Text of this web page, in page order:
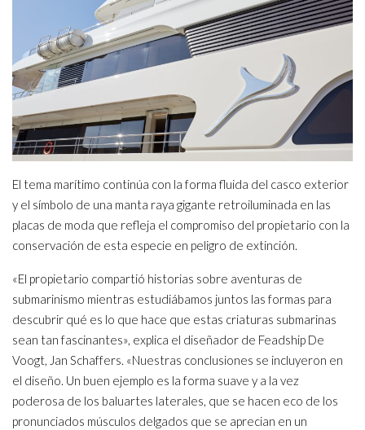
El tema marítimo continúa con la forma fluida del casco exterior
y el símbolo de una manta raya gigante retroiluminada en las
placas de moda que refleja el compromiso del propietario con la
conservación de esta especie en peligro de extinción.
«El propietario compartió historias sobre aventuras de
submarinismo mientras estudiábamos juntos las formas para
descubrir qué es lo que hace que estas criaturas submarinas
sean tan fascinantes», explica el diseñador de Feadship De
Voogt, Jan Schaffers. «Nuestras conclusiones se incluyeron en
el diseño. Un buen ejemplo es la forma suave y a la vez
poderosa de los baluartes laterales, que se hacen eco de los
pronunciados músculos delgados que se aprecian en un